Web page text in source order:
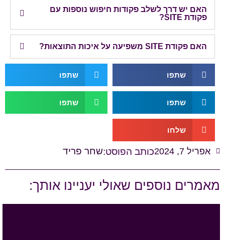
האם יש דרך לשלב פקודות חיפוש נוספות עם
פקודת SITE?
האם פקודת SITE משפיעה על איכות התוצאות?
שתפו שתפו
שתפו שתפו
שלחו
אפריל 7, 2024 כותב הפוסט:שחר פריד
מאמרים נוספים שאולי יעניינו אותך: